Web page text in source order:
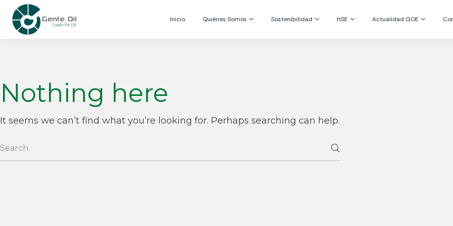
Inicio Quiénes Somos Sostenibilidad HSE Actualidad GOE
Nothing here
It seems we can’t find what you’re looking for. Perhaps searching can help.